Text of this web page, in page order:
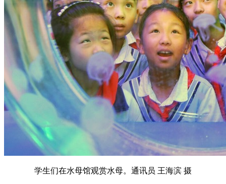
学生们在水母馆观赏水母。通讯员 王海滨 摄